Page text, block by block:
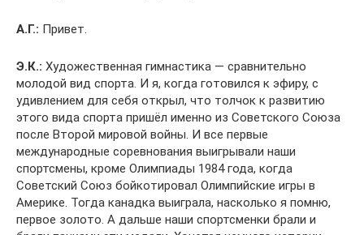
А.Г.: Привет.
Э.К.: Художественная гимнастика — сравнительно
молодой вид спорта. И я, когда готовился к эфиру, с
удивлением для себя открыл, что толчок к развитию
этого вида спорта пришёл именно из Советского Союза
после Второй мировой войны. И все первые
международные соревнования выигрывали наши
спортсмены, кроме Олимпиады 1984 года, когда
Советский Союз бойкотировал Олимпийские игры в
Америке. Тогда канадка выиграла, насколько я помню,
первое золото. А дальше наши спортсменки брали и